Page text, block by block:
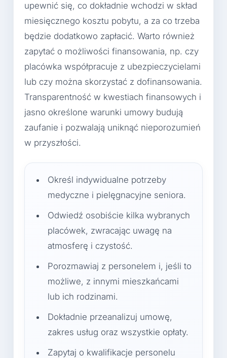
upewnić się, co dokładnie wchodzi w skład
miesięcznego kosztu pobytu, a za co trzeba
będzie dodatkowo zapłacić. Warto również
zapytać o możliwości finansowania, np. czy
placówka współpracuje z ubezpieczycielami
lub czy można skorzystać z dofinansowania.
Transparentność w kwestiach finansowych i
jasno określone warunki umowy budują
zaufanie i pozwalają uniknąć nieporozumień
w przyszłości.
Określ indywidualne potrzeby
medyczne i pielęgnacyjne seniora.
Odwiedź osobiście kilka wybranych
placówek, zwracając uwagę na
atmosferę i czystość.
Porozmawiaj z personelem i, jeśli to
możliwe, z innymi mieszkańcami
lub ich rodzinami.
Dokładnie przeanalizuj umowę,
zakres usług oraz wszystkie opłaty.
Zapytaj o kwalifikacje personelu